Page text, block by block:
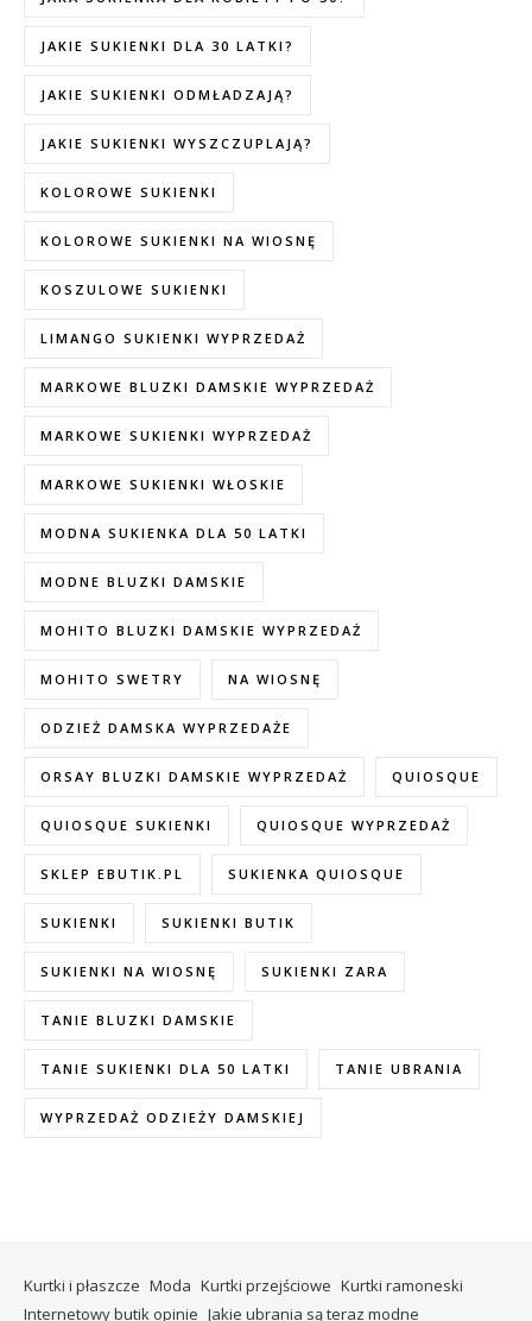
JAKIE SUKIENKI DLA 30 LATKI?
JAKIE SUKIENKI ODMŁADZAJĄ?
JAKIE SUKIENKI WYSZCZUPLAJĄ?
KOLOROWE SUKIENKI
KOLOROWE SUKIENKI NA WIOSNĘ
KOSZULOWE SUKIENKI
LIMANGO SUKIENKI WYPRZEDAŻ
MARKOWE BLUZKI DAMSKIE WYPRZEDAŻ
MARKOWE SUKIENKI WYPRZEDAŻ
MARKOWE SUKIENKI WŁOSKIE
MODNA SUKIENKA DLA 50 LATKI
MODNE BLUZKI DAMSKIE
MOHITO BLUZKI DAMSKIE WYPRZEDAŻ
MOHITO SWETRY NA WIOSNĘ
ODZIEŻ DAMSKA WYPRZEDAŻE
ORSAY BLUZKI DAMSKIE WYPRZEDAŻ QUIOSQUE
QUIOSQUE SUKIENKI QUIOSQUE WYPRZEDAŻ
SKLEP EBUTIK.PL SUKIENKA QUIOSQUE
SUKIENKI SUKIENKI BUTIK
SUKIENKI NA WIOSNĘ SUKIENKI ZARA
TANIE BLUZKI DAMSKIE
TANIE SUKIENKI DLA 50 LATKI TANIE UBRANIA
WYPRZEDAŻ ODZIEŻY DAMSKIEJ
Kurtki i płaszcze Moda Kurtki przejściowe Kurtki ramoneski
Internetowy butik opinie Jakie ubrania są teraz modne